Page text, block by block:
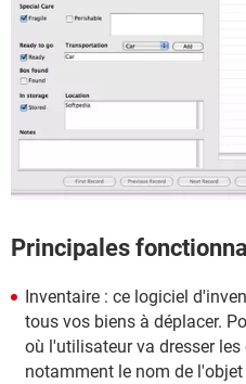
Principales
Inventaire : ce logiciel
tous vos biens à déplacer.
où l'utilisateur va dresser
notamment le nom de